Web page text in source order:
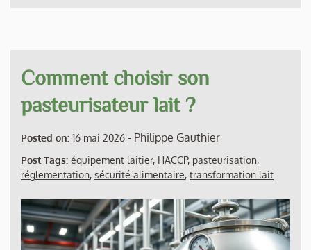
Comment choisir son
pasteurisateur lait ?
Posted on: 16 mai 2026 - Philippe Gauthier
Post Tags: équipement laitier, HACCP, pasteurisation,
réglementation, sécurité alimentaire, transformation lait